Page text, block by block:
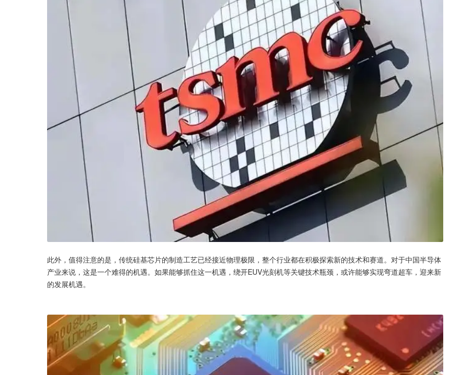
此外，值得注意的是，传统硅基芯片的制造工艺已经接近物理极限，整个行业都在积极探索新的技术和赛道。对于中国半导体
产业来说，这是一个难得的机遇。如果能够抓住这一机遇，绕开EUV光刻机等关键技术瓶颈，或许能够实现弯道超车，迎来新
的发展机遇。